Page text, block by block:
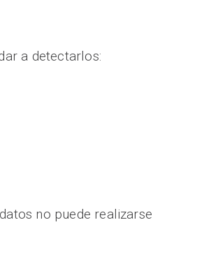
a detectarlos:
no puede realizarse